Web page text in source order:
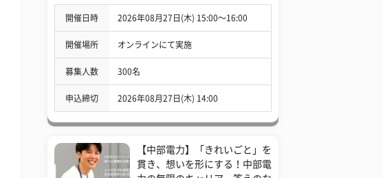
開催日時 2026年08月27日(木) 15:00〜16:00
開催場所 オンラインにて実施
募集人数 300名
申込締切 2026年08月27日(木) 14:00
【中部電力】「きれいごと」を
貫き、想いを形にする！中部電